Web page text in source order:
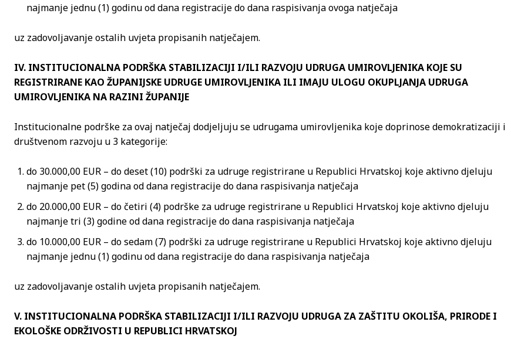
najmanje jednu (1) godinu od dana registracije do dana raspisivanja ovoga natječaja
uz zadovoljavanje ostalih uvjeta propisanih natječajem.
IV. INSTITUCIONALNA PODRŠKA STABILIZACIJI I/ILI RAZVOJU UDRUGA UMIROVLJENIKA KOJE SU
REGISTRIRANE KAO ŽUPANIJSKE UDRUGE UMIROVLJENIKA ILI IMAJU ULOGU OKUPLJANJA UDRUGA
UMIROVLJENIKA NA RAZINI ŽUPANIJE
Institucionalne podrške za ovaj natječaj dodjeljuju se udrugama umirovljenika koje doprinose demokratizaciji i
društvenom razvoju u 3 kategorije:
do 30.000,00 EUR – do deset (10) podrški za udruge registrirane u Republici Hrvatskoj koje aktivno djeluju
najmanje pet (5) godina od dana registracije do dana raspisivanja natječaja
do 20.000,00 EUR – do četiri (4) podrške za udruge registrirane u Republici Hrvatskoj koje aktivno djeluju
najmanje tri (3) godine od dana registracije do dana raspisivanja natječaja
do 10.000,00 EUR – do sedam (7) podrški za udruge registrirane u Republici Hrvatskoj koje aktivno djeluju
najmanje jednu (1) godinu od dana registracije do dana raspisivanja natječaja
uz zadovoljavanje ostalih uvjeta propisanih natječajem.
V. INSTITUCIONALNA PODRŠKA STABILIZACIJI I/ILI RAZVOJU UDRUGA ZA ZAŠTITU OKOLIŠA, PRIRODE I
EKOLOŠKE ODRŽIVOSTI U REPUBLICI HRVATSKOJ